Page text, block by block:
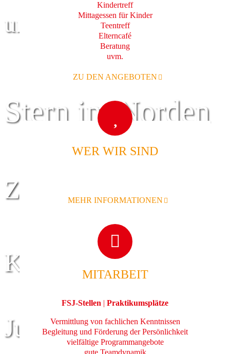
und Familie
Stern im Norden
Zentrum für
Kinder
Jugend
Kindertreff
Mittagessen für Kinder
Teentreff
Elterncafé
Beratung
uvm.
ZU DEN ANGEBOTEN
WER WIR SIND
MEHR INFORMATIONEN
MITARBEIT
FSJ-Stellen | Praktikumsplätze
Vermittlung von fachlichen Kenntnissen
Begleitung und Förderung der Persönlichkeit
vielfältige Programmangebote